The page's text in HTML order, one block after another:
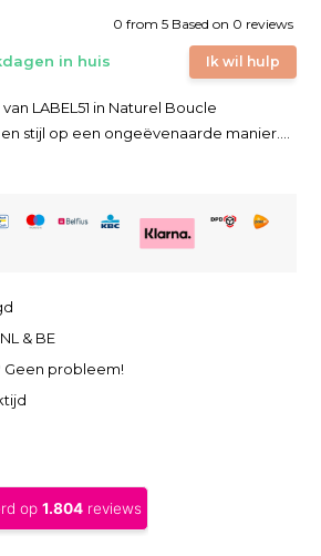
0 from 5 Based on 0 reviews
Ik wil hulp
in huis
LABEL51 in Naturel Boucle
stijl op een ongeëvenaarde manier....
& BE
Geen probleem!